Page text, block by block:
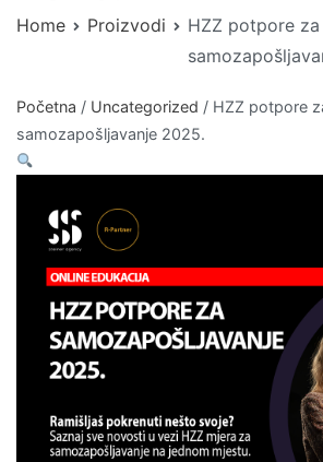
Home Proizvodi
HZZ potpore za
Početna / Uncategorized / HZZ potpore
samozapošljavanje 2025.